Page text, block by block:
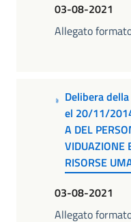
03-08-2021
Allegato
Delibera
el 20/11/
A DEL
VIDUAZIONE
RISORSE
03-08-2021
Allegato